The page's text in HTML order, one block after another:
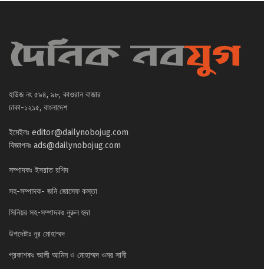
হাউজ নং ৫৯৪, ৯৮, কাওরান বাজার
ঢাকা-১২১৫, বাংলাদেশ
ইমেইলঃ editor@dailynobojug.com
বিজ্ঞাপনঃ ads@dailynobojug.com
সম্পাদকঃ ইসরাত রশিদ
সহ-সম্পাদক- জনি জোসেফ কস্তা
সিনিয়র সহ-সম্পাদকঃ নুরুল হুদা
উপদেষ্টাঃ নূর মোহাম্মদ
প্রকাশকঃ আলী আমিন ও মোহাম্মদ ওমর সানী